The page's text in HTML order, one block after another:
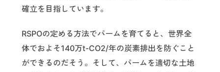
確立を目指しています。
RSPOの定める方法でパームを育てると、世界全
体でおよそ140万t-CO2/年の炭素排出を防ぐこと
ができるのだそう。そして、パームを適切な土地